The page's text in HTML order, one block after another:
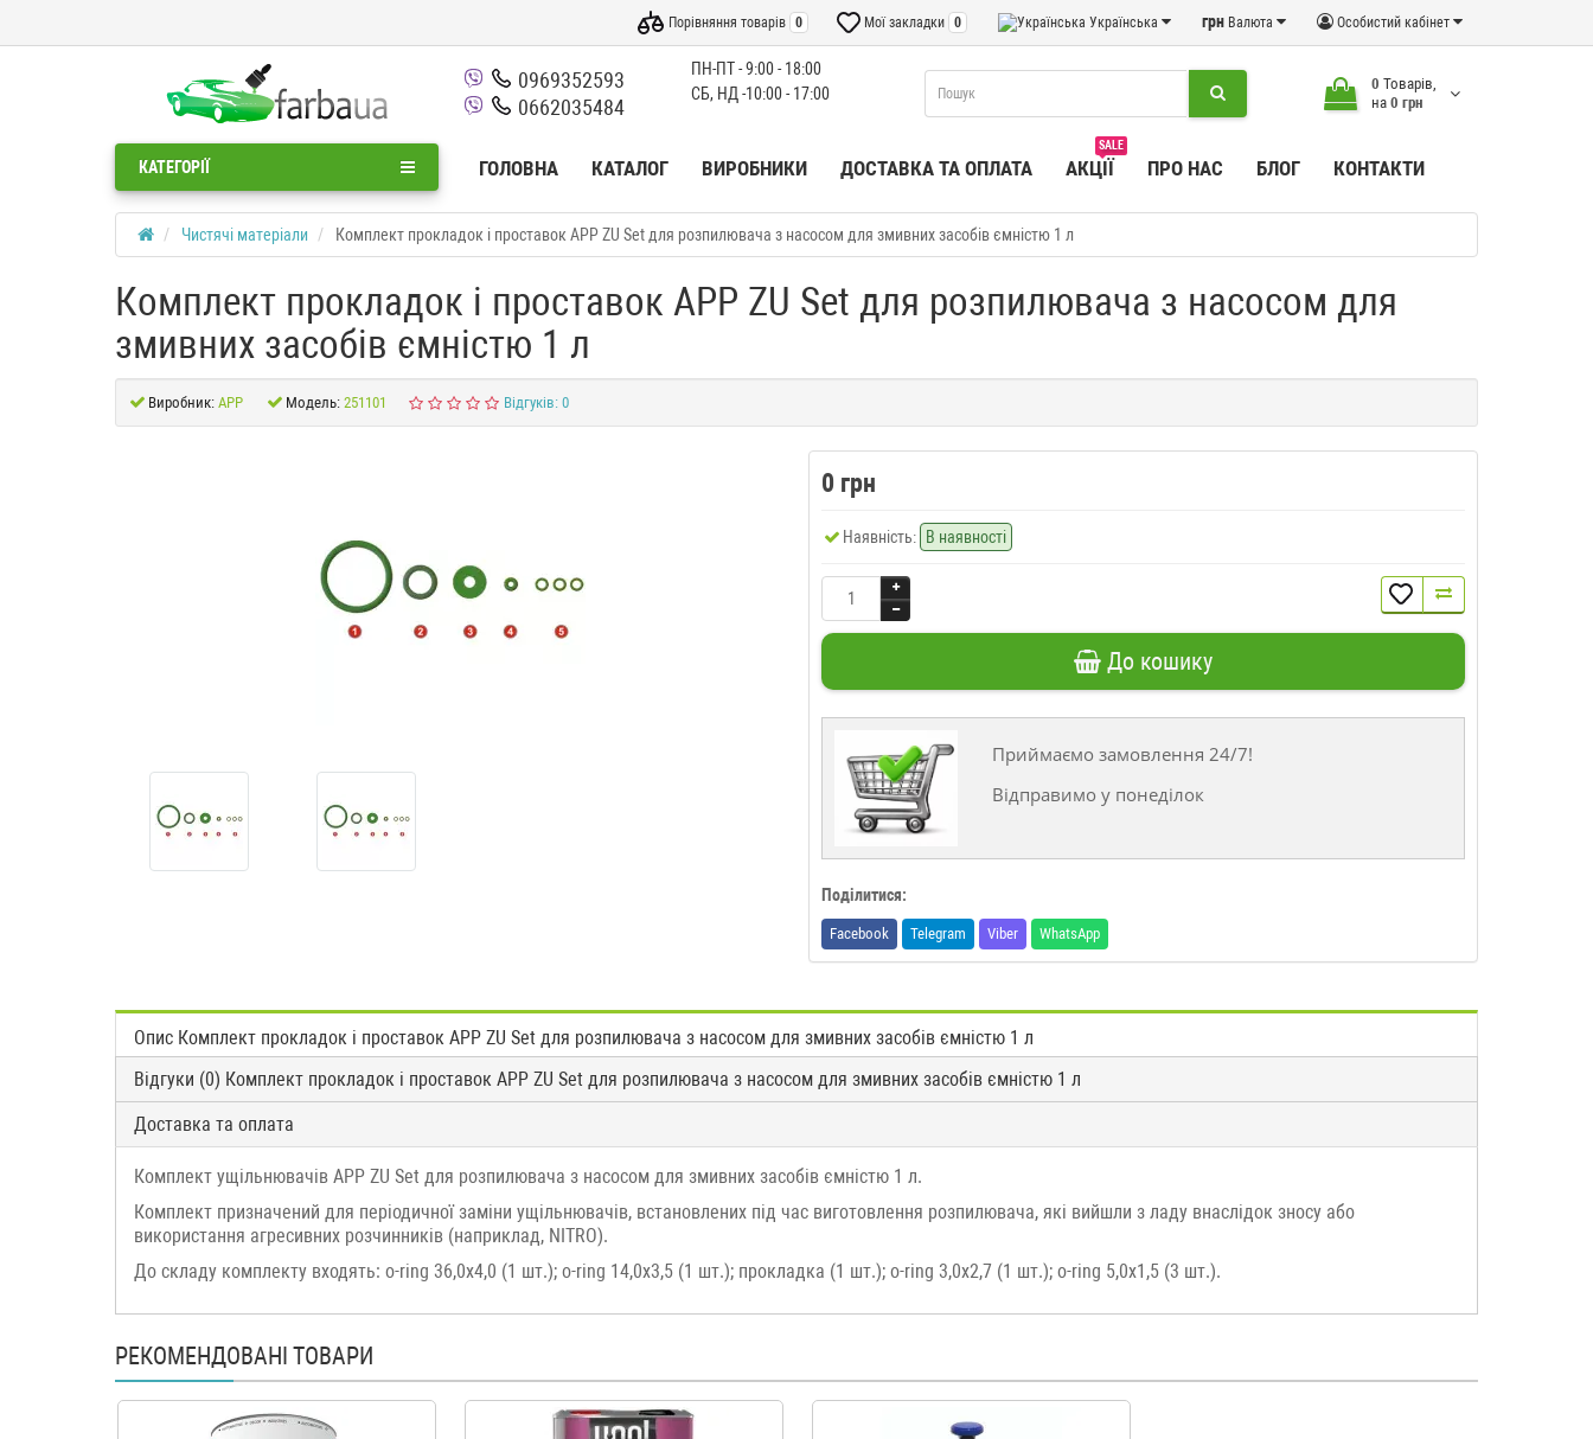
Особистий кабінет
грн Валюта
Українська
Мої закладки 0
Порівняння товарів 0
0969352593
0662035484
ПН-ПТ - 9:00 - 18:00
СБ, НД -10:00 - 17:00
0 Товарів,
на 0 грн
КАТЕГОРІЇ ГОЛОВНА КАТАЛОГ ВИРОБНИКИ ДОСТАВКА ТА ОПЛАТА
SALE
АКЦІЇ ПРО НАС БЛОГ КОНТАКТИ
Чистячі матеріали Комплект прокладок і проставок APP ZU Set для розпилювача з насосом для змивних засобів ємністю 1 л
Комплект прокладок і проставок APP ZU Set для розпилювача з насосом для
змивних засобів ємністю 1 л
Виробник: APP Модель: 251101 Відгуків: 0
0 грн
Наявність: В наявності
До кошику
Приймаємо замовлення 24/7!
Відправимо у понеділок
Поділитися:
Facebook Telegram Viber WhatsApp
Опис Комплект прокладок і проставок APP ZU Set для розпилювача з насосом для змивних засобів ємністю 1 л
Відгуки (0) Комплект прокладок і проставок APP ZU Set для розпилювача з насосом для змивних засобів ємністю 1 л
Доставка та оплата
Комплект ущільнювачів APP ZU Set для розпилювача з насосом для змивних засобів ємністю 1 л.
Комплект призначений для періодичної заміни ущільнювачів, встановлених під час виготовлення розпилювача, які вийшли з ладу внаслідок зносу або
використання агресивних розчинників (наприклад, NITRO).
До складу комплекту входять: o-ring 36,0x4,0 (1 шт.); o-ring 14,0x3,5 (1 шт.); прокладка (1 шт.); o-ring 3,0x2,7 (1 шт.); o-ring 5,0x1,5 (3 шт.).
РЕКОМЕНДОВАНІ ТОВАРИ